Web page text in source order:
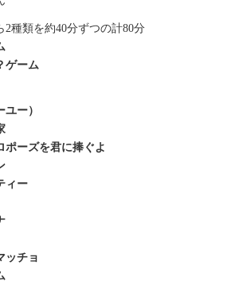
種類を約40分ずつの計80分
ゲーム
ー）
ポーズを君に捧ぐよ
ィー
ッチョ